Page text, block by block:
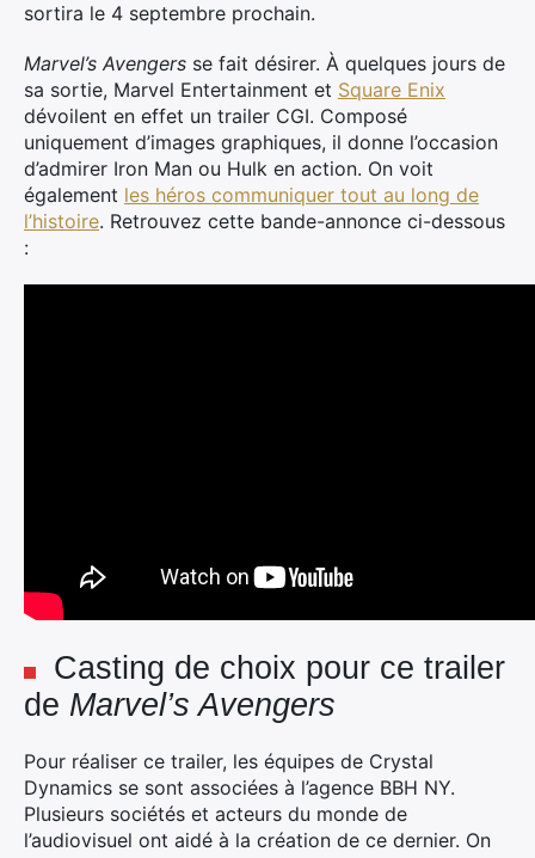
sortira le 4 septembre prochain.
Marvel’s Avengers se fait désirer. À quelques jours de
sa sortie, Marvel Entertainment et Square Enix
dévoilent en effet un trailer CGI. Composé
uniquement d’images graphiques, il donne l’occasion
d’admirer Iron Man ou Hulk en action. On voit
également les héros communiquer tout au long de
l’histoire. Retrouvez cette bande-annonce ci-dessous
:
Casting de choix pour ce trailer
de Marvel’s Avengers
Pour réaliser ce trailer, les équipes de Crystal
Dynamics se sont associées à l’agence BBH NY.
Plusieurs sociétés et acteurs du monde de
l’audiovisuel ont aidé à la création de ce dernier. On